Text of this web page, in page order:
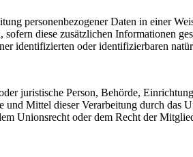
personenbezogener Daten in einer
sofern diese zusätzlichen Informationen
identifizierten oder identifizierbaren
juristische Person, Behörde,
und Mittel dieser Verarbeitung durch das
Unionsrecht oder dem Recht der